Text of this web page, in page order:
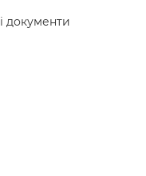
документи